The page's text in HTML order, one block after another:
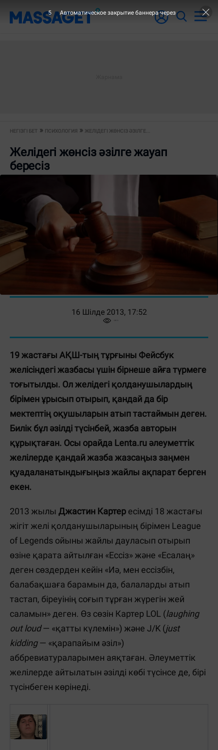
НЕГІЗГІ БЕТ ПСИХОЛОГИЯ ЖЕЛІДЕГІ ЖӨНСІЗ ӘЗІЛГЕ...
Желідегі жөнсіз әзілге жауап
бересіз
16 Шілде 2013, 17:52
19 жастағы АҚШ-тың тұрғыны Фейсбук
желісіндегі жазбасы үшін бірнеше айға түрмеге
тоғытылды. Ол желідегі қолданушылардың
бірімен ұрысып отырып, қандай да бір
мектептің оқушыларын атып тастаймын деген.
Билік бұл әзілді түсінбей, жазба авторын
құрықтаған. Осы орайда Lenta.ru әлеуметтік
желілерде қандай жазба жазсаңыз заңмен
қуадаланатындығыңыз жайлы ақпарат берген
екен.
2013 жылы Джастин Картер есімді 18 жастағы
жігіт желі қолданушыларының бірімен League
of Legends ойыны жайлы дауласып отырып
өзіне қарата айтылған «Ессіз» және «Есалаң»
деген сөздерден кейін «Иә, мен ессізбін,
балабақшаға барамын да, балаларды атып
тастап, біреуінің соғып тұрған жүрегін жей
саламын» деген. Өз сөзін Картер LOL (laughing
out loud— «қатты күлемін») және J/K (just
kidding— «қарапайым әзіл»)
аббревиатураларымен аяқтаған. Әлеуметтік
желілерде айтылатын әзілді көбі түсінсе де, бірі
түсінбеген көрінеді.
5 Автоматическое закрытие баннера через